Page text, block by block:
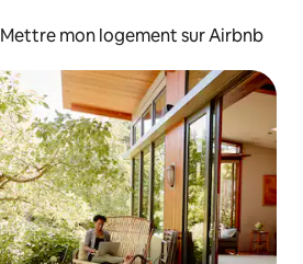
Mettre mon logement sur Airbnb